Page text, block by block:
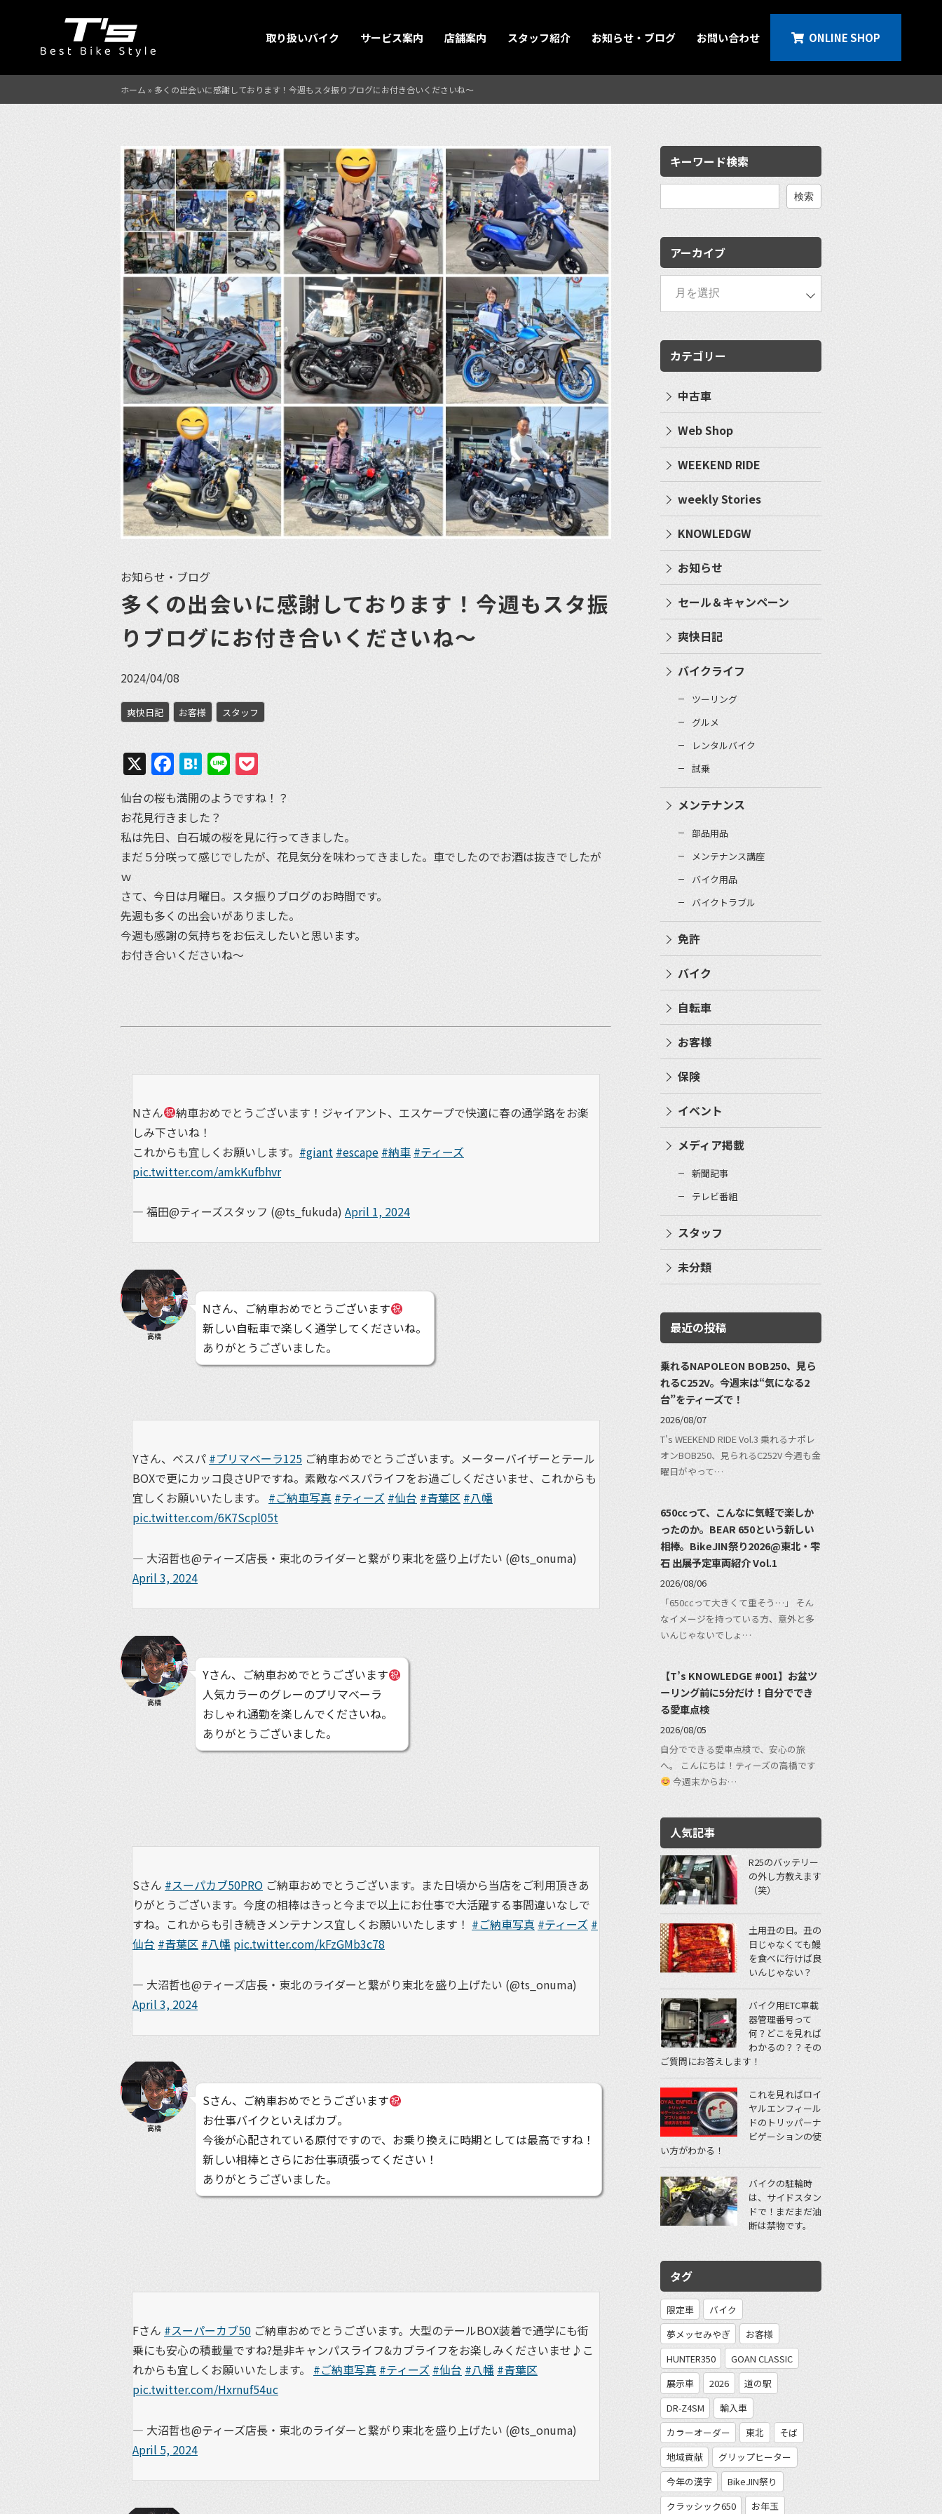
取り扱いバイク サービス案内 店舗案内 スタッフ紹介 お知らせ・ブログ お問い合わせ ONLINE SHOP
ホーム » 多くの出会いに感謝しております！今週もスタ振りブログにお付き合いくださいね〜
お知らせ・ブログ
多くの出会いに感謝しております！今週もスタ振
りブログにお付き合いくださいね〜
2024/04/08
爽快日記 お客様 スタッフ
X Facebook
Hatena
Line
仙台の桜も満開のようですね！？
お花見行きました？
私は先日、白石城の桜を見に行ってきました。
まだ５分咲って感じでしたが、花見気分を味わってきました。車でしたのでお酒は抜きでしたが
ｗ
さて、今日は月曜日。スタ振りブログのお時間です。
先週も多くの出会いがありました。
今週も感謝の気持ちをお伝えしたいと思います。
お付き合いくださいね〜
Nさん
納車おめでとうございます！ジャイアント、エスケープで快適に春の通学路をお楽
しみ下さいね！
これからも宜しくお願いします。 #giant #escape #納車 #ティーズ
pic.twitter.com/amkKufbhvr
— 福田@ティーズスタッフ (@ts_fukuda) April 1, 2024
高橋
Nさん、ご納車おめでとうございます
新しい自転車で楽しく通学してくださいね。
ありがとうございました。
Yさん、ベスパ #プリマベーラ125 ご納車おめでとうございます。メーターバイザーとテール
BOXで更にカッコ良さUPですね。素敵なベスパライフをお過ごしくださいませ、これからも
宜しくお願いいたします。 #ご納車写真 #ティーズ #仙台 #青葉区 #八幡
pic.twitter.com/6K7Scpl05t
— 大沼哲也@ティーズ店長・東北のライダーと繋がり東北を盛り上げたい (@ts_onuma)
April 3, 2024
高橋
Yさん、ご納車おめでとうございます
人気カラーのグレーのプリマべーラ
おしゃれ通勤を楽しんでくださいね。
ありがとうございました。
Sさん #スーパカブ50PRO ご納車おめでとうございます。また日頃から当店をご利用頂きあ
りがとうございます。今度の相棒はきっと今まで以上にお仕事で大活躍する事間違いなしで
すね。これからも引き続きメンテナンス宜しくお願いいたします！ #ご納車写真 #ティーズ #
仙台 #青葉区 #八幡 pic.twitter.com/kFzGMb3c78
— 大沼哲也@ティーズ店長・東北のライダーと繋がり東北を盛り上げたい (@ts_onuma)
April 3, 2024
高橋
Sさん、ご納車おめでとうございます
お仕事バイクといえばカブ。
今後が心配されている原付ですので、お乗り換えに時期としては最高ですね！
新しい相棒とさらにお仕事頑張ってください！
ありがとうございました。
Fさん #スーパーカブ50 ご納車おめでとうございます。大型のテールBOX装着で通学にも街
乗にも安心の積載量ですね?是非キャンパスライフ&カブライフをお楽しみくださいませ♪こ
れからも宜しくお願いいたします。 #ご納車写真 #ティーズ #仙台 #八幡 #青葉区
pic.twitter.com/Hxrnuf54uc
— 大沼哲也@ティーズ店長・東北のライダーと繋がり東北を盛り上げたい (@ts_onuma)
April 5, 2024
キーワード検索
検
アーカイブ
カテゴリー
中古車
Web Shop
WEEKEND RIDE
weekly Stories
KNOWLEDGW
お知らせ
セール＆キャンペーン
爽快日記
バイクライフ
ツーリング
グルメ
レンタルバイク
試乗
メンテナンス
部品用品
メンテナンス講座
バイク用品
バイクトラブル
免許
バイク
自転車
お客様
保険
イベント
メディア掲載
新聞記事
テレビ番組
スタッフ
未分類
最近の投稿
乗れるNAPOLEON BOB250、見ら
れるC252V。今週末は“気になる2
台”をティーズで！
2026/08/07
T's WEEKEND RIDE Vol.3 乗れるナポレ
オンBOB250、見られるC252V 今週も金
曜日がやって…
650ccって、こんなに気軽で楽しか
ったのか。BEAR 650という新しい
相棒。BikeJIN祭り2026@東北・雫
石 出展予定車両紹介 Vol.1
2026/08/06
「650ccって大きくて重そう…」 そん
なイメージを持っている方、意外と多
いんじゃないでしょ…
【T’s KNOWLEDGE #001】お盆ツ
ーリング前に5分だけ！自分ででき
る愛車点検
2026/08/05
自分でできる愛車点検で、安心の旅
へ。 こんにちは！ティーズの高橋です
今週末からお…
人気記事
R25のバッテリー
の外し方教えます
（笑）
土用丑の日。丑の
日じゃなくても鰻
を食べに行けば良
いんじゃない？
バイク用ETC車載
器管理番号って
何？どこを見れば
わかるの？？その
ご質問にお答えします！
これを見ればロイ
ヤルエンフィール
ドのトリッパーナ
ビゲーションの使
い方がわかる！
バイクの駐輪時
は、サイドスタン
ドで！まだまだ油
断は禁物です。
タグ
限定車
バイク
夢メッセみやぎ
お客様
HUNTER350
GOAN CLASSIC
展示車
2026
道の駅
DR-Z4SM
輸入車
カラーオーダー
東北
そば
地域貢献
グリップヒーター
今年の漢字
BikeJIN祭り
クラッシック650
お年玉